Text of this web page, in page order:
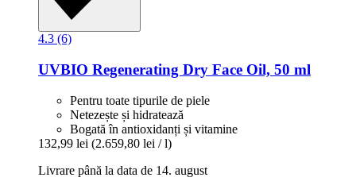
4.3 (6)
UVBIO Regenerating Dry Face Oil, 50 ml
Pentru toate tipurile de piele
Netezește și hidratează
Bogată în antioxidanți și vitamine
132,99 lei (2.659,80 lei / l)
Livrare până la data de 14. august